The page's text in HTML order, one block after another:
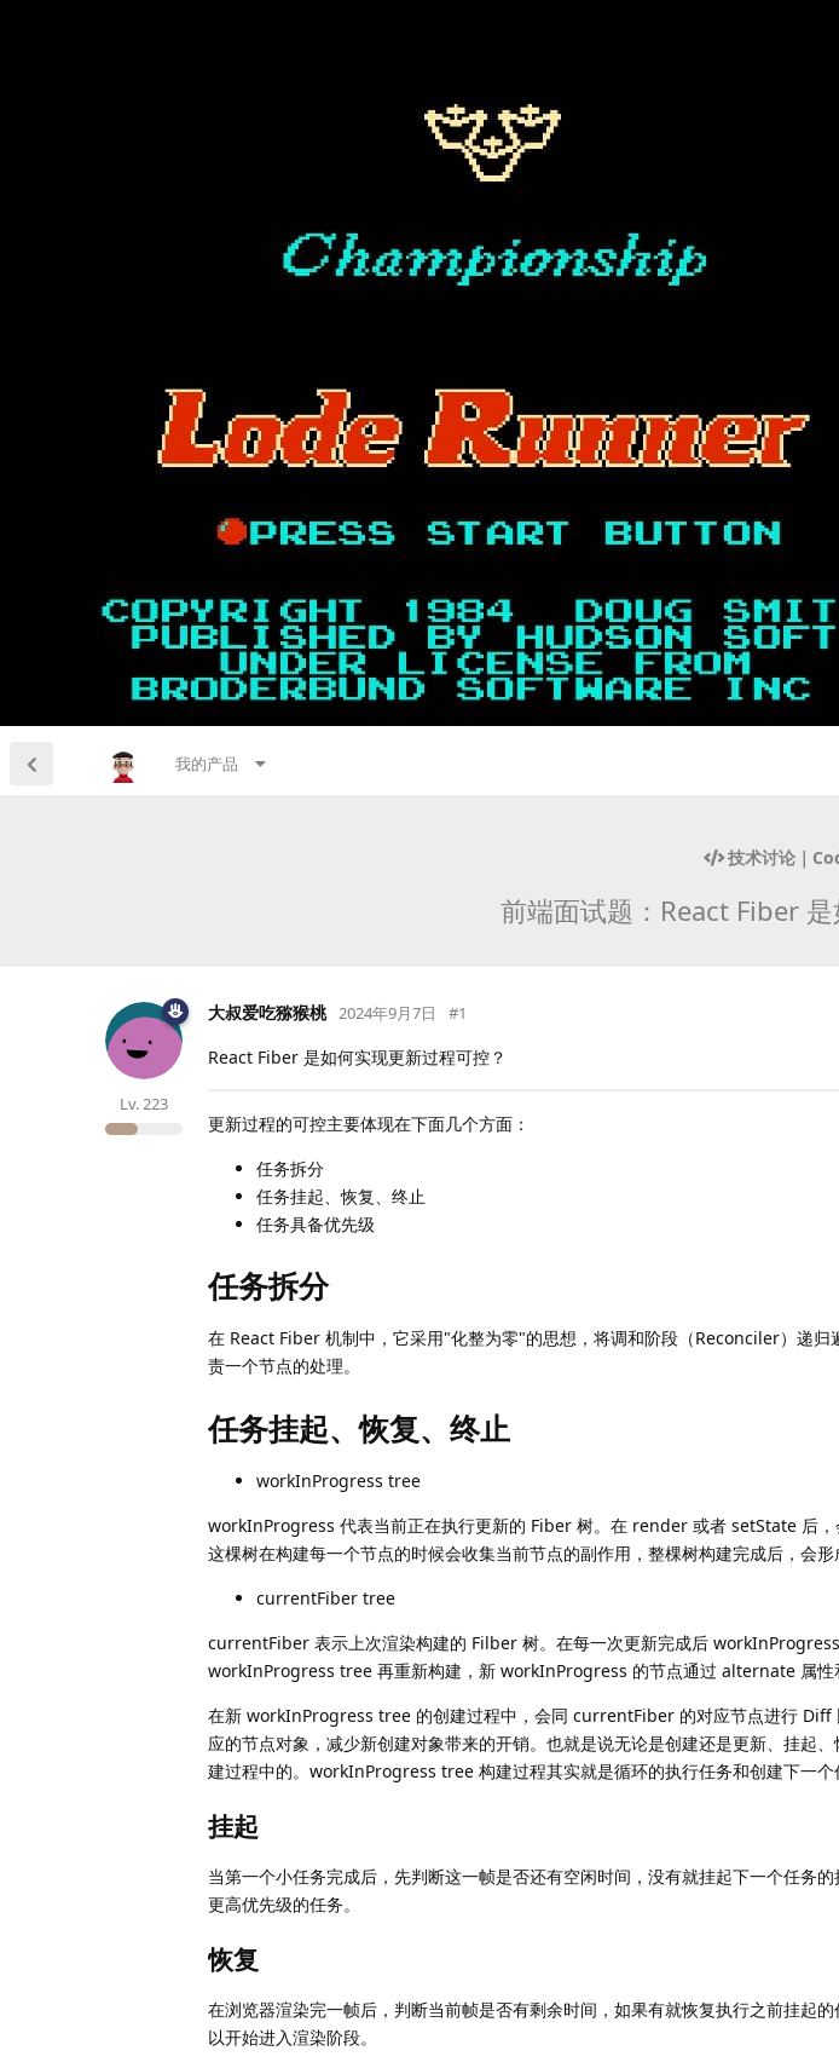
我的产品
技术讨论｜
前端面试题：React Fiber
大叔爱吃猕猴桃
Lv.223
2024年9月7日 #1
React Fiber 是如何实现更新过程可控？
更新过程的可控主要体现在下面几个方面：
任务拆分
任务挂起、恢复、终止
任务具备优先级
任务拆分
在 React Fiber 机制中，它采用"化整为零"的思想，将调和阶段（Reconciler）递归
责一个节点的处理。
任务挂起、恢复、终止
workInProgress tree
workInProgress 代表当前正在执行更新的 Fiber 树。在 render 或者 setState 后
这棵树在构建每一个节点的时候会收集当前节点的副作用，整棵树构建完成后，会形
currentFiber tree
currentFiber 表示上次渲染构建的 Filber 树。在每一次更新完成后
workInProgress tree 再重新构建，新 workInProgress 的节点通过 alternate 属性
在新 workInProgress tree 的创建过程中，会同 currentFiber 的对应节点进行
应的节点对象，减少新创建对象带来的开销。也就是说无论是创建还是更新、挂起
建过程中的。workInProgress tree 构建过程其实就是循环的执行任务和创建下一个
挂起
当第一个小任务完成后，先判断这一帧是否还有空闲时间，没有就挂起下一个任务
更高优先级的任务。
恢复
在浏览器渲染完一帧后，判断当前帧是否有剩余时间，如果有就恢复执行之前挂起
以开始进入渲染阶段。